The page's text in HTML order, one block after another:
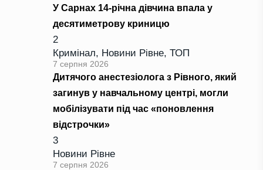
У Сарнах 14-річна дівчина впала у
десятиметрову криницю
2
Кримінал, Новини Рівне, ТОП
7 серпня 2026
Дитячого анестезіолога з Рівного, який
загинув у навчальному центрі, могли
мобілізувати під час «поновлення
відстрочки»
3
Новини Рівне
7 серпня 2026